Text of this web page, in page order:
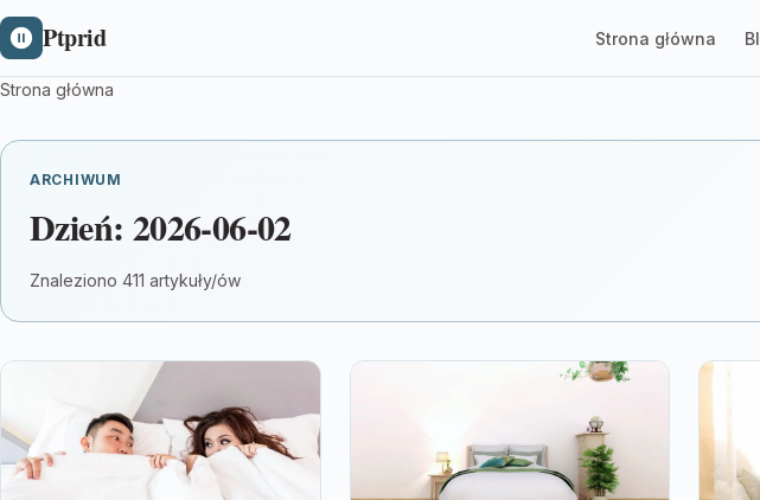
Ptprid Strona główna
Strona główna
ARCHIWUM
Dzień: 2026-06-02
Znaleziono 411 artykuły/ów